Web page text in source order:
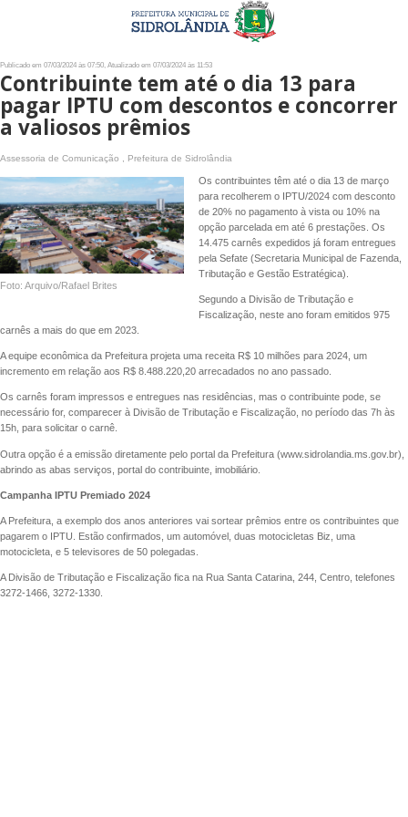
Publicado em 07/03/2024 às 07:50, Atualizado em 07/03/2024 às 11:53
Contribuinte tem até o dia 13 para
pagar IPTU com descontos e concorrer
a valiosos prêmios
Assessoria de Comunicação , Prefeitura de Sidrolândia
Foto: Arquivo/Rafael Brites
Os contribuintes têm até o dia 13 de março
para recolherem o IPTU/2024 com desconto
de 20% no pagamento à vista ou 10% na
opção parcelada em até 6 prestações. Os
14.475 carnês expedidos já foram entregues
pela Sefate (Secretaria Municipal de Fazenda,
Tributação e Gestão Estratégica).
Segundo a Divisão de Tributação e
Fiscalização, neste ano foram emitidos 975
carnês a mais do que em 2023.
A equipe econômica da Prefeitura projeta uma receita R$ 10 milhões para 2024, um
incremento em relação aos R$ 8.488.220,20 arrecadados no ano passado.
Os carnês foram impressos e entregues nas residências, mas o contribuinte pode, se
necessário for, comparecer à Divisão de Tributação e Fiscalização, no período das 7h às
15h, para solicitar o carnê.
Outra opção é a emissão diretamente pelo portal da Prefeitura (www.sidrolandia.ms.gov.br),
abrindo as abas serviços, portal do contribuinte, imobiliário.
Campanha IPTU Premiado 2024
A Prefeitura, a exemplo dos anos anteriores vai sortear prêmios entre os contribuintes que
pagarem o IPTU. Estão confirmados, um automóvel, duas motocicletas Biz, uma
motocicleta, e 5 televisores de 50 polegadas.
A Divisão de Tributação e Fiscalização fica na Rua Santa Catarina, 244, Centro, telefones
3272-1466, 3272-1330.